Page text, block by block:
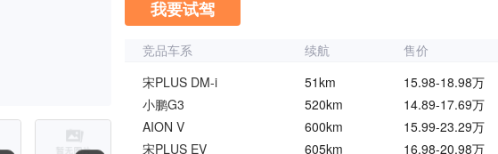
我要试驾
竞品车系 续航
售价
宋PLUS DM-i
51km
15.98-18.98万
小鹏G3
520km
14.89-17.69万
AION V
600km
15.99-23.29万
宋PLUS EV
605km 16.98-20.98万